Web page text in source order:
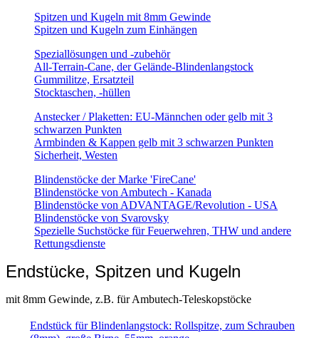
Spitzen und Kugeln mit 8mm Gewinde
Spitzen und Kugeln zum Einhängen
Speziallösungen und -zubehör
All-Terrain-Cane, der Gelände-Blindenlangstock
Gummilitze, Ersatzteil
Stocktaschen, -hüllen
Anstecker / Plaketten: EU-Männchen oder gelb mit 3
schwarzen Punkten
Armbinden & Kappen gelb mit 3 schwarzen Punkten
Sicherheit, Westen
Blindenstöcke der Marke 'FireCane'
Blindenstöcke von Ambutech - Kanada
Blindenstöcke von ADVANTAGE/Revolution - USA
Blindenstöcke von Svarovsky
Spezielle Suchstöcke für Feuerwehren, THW und andere
Rettungsdienste
Endstücke, Spitzen und Kugeln
mit 8mm Gewinde, z.B. für Ambutech-Teleskopstöcke
Endstück für Blindenlangstock: Rollspitze, zum Schrauben